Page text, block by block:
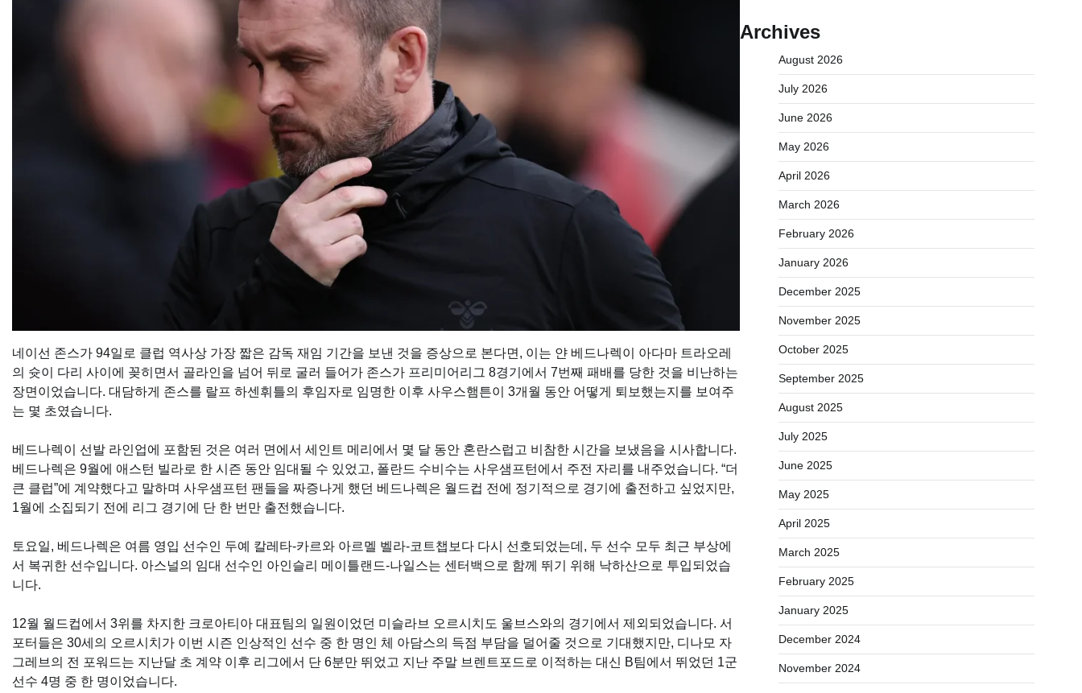
네이선 존스가 94일로 클럽 역사상 가장 짧은 감독 재임 기간을 보낸 것을 증상으로 본다면, 이는 얀 베드나렉이 아다마 트라오레
의 슛이 다리 사이에 꽂히면서 골라인을 넘어 뒤로 굴러 들어가 존스가 프리미어리그 8경기에서 7번째 패배를 당한 것을 비난하는
장면이었습니다. 대담하게 존스를 랄프 하센휘틀의 후임자로 임명한 이후 사우스햄튼이 3개월 동안 어떻게 퇴보했는지를 보여주
는 몇 초였습니다.
베드나렉이 선발 라인업에 포함된 것은 여러 면에서 세인트 메리에서 몇 달 동안 혼란스럽고 비참한 시간을 보냈음을 시사합니다.
베드나렉은 9월에 애스턴 빌라로 한 시즌 동안 임대될 수 있었고, 폴란드 수비수는 사우샘프턴에서 주전 자리를 내주었습니다. “더
큰 클럽”에 계약했다고 말하며 사우샘프턴 팬들을 짜증나게 했던 베드나렉은 월드컵 전에 정기적으로 경기에 출전하고 싶었지만,
1월에 소집되기 전에 리그 경기에 단 한 번만 출전했습니다.
토요일, 베드나렉은 여름 영입 선수인 두예 칼레타-카르와 아르멜 벨라-코트챕보다 다시 선호되었는데, 두 선수 모두 최근 부상에
서 복귀한 선수입니다. 아스널의 임대 선수인 아인슬리 메이틀랜드-나일스는 센터백으로 함께 뛰기 위해 낙하산으로 투입되었습
니다.
12월 월드컵에서 3위를 차지한 크로아티아 대표팀의 일원이었던 미슬라브 오르시치도 울브스와의 경기에서 제외되었습니다. 서
포터들은 30세의 오르시치가 이번 시즌 인상적인 선수 중 한 명인 체 아담스의 득점 부담을 덜어줄 것으로 기대했지만, 디나모 자
그레브의 전 포워드는 지난달 초 계약 이후 리그에서 단 6분만 뛰었고 지난 주말 브렌트포드로 이적하는 대신 B팀에서 뛰었던 1군
선수 4명 중 한 명이었습니다.
Archives
August 2026
July 2026
June 2026
May 2026
April 2026
March 2026
February 2026
January 2026
December 2025
November 2025
October 2025
September 2025
August 2025
July 2025
June 2025
May 2025
April 2025
March 2025
February 2025
January 2025
December 2024
November 2024